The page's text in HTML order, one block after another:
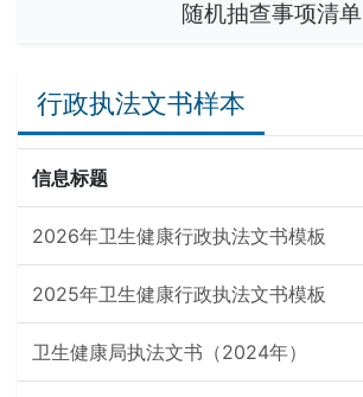
随机抽查事项清单
行政执法文书样本
信息标题
2026年卫生健康行政执法文书模板
2025年卫生健康行政执法文书模板
卫生健康局执法文书（2024年）